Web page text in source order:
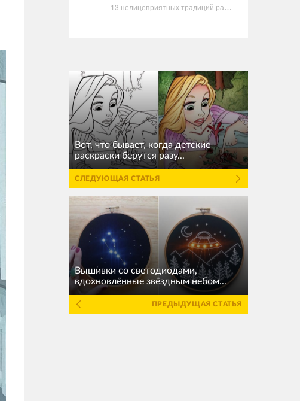
13 нелицеприятных традиций разных стран, которые могут шокировать неподготовленного человека
Вот, что бывает, когда детские
раскраски берутся разу...
СЛЕДУЮЩАЯ СТАТЬЯ
Вышивки со светодиодами,
вдохновлённые звёздным небом...
ПРЕДЫДУЩАЯ СТАТЬЯ